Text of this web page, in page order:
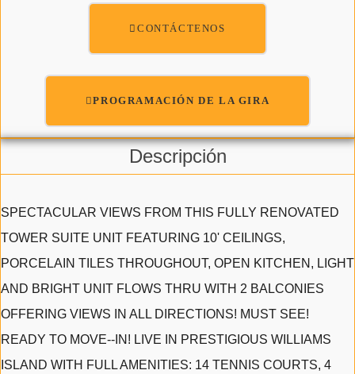
CONTÁCTENOS
PROGRAMACIÓN DE LA GIRA
Descripción
SPECTACULAR VIEWS FROM THIS FULLY RENOVATED
TOWER SUITE UNIT FEATURING 10' CEILINGS,
PORCELAIN TILES THROUGHOUT, OPEN KITCHEN, LIGHT
AND BRIGHT UNIT FLOWS THRU WITH 2 BALCONIES
OFFERING VIEWS IN ALL DIRECTIONS! MUST SEE!
READY TO MOVE--IN! LIVE IN PRESTIGIOUS WILLIAMS
ISLAND WITH FULL AMENITIES: 14 TENNIS COURTS, 4